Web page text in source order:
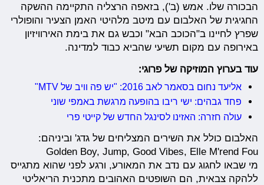
הבכורה שלו. אמש (ב'), בזאפה הרצליה התקיימה ההשקה
החגיגית של האלבום עם מיטב מלהיטי האמן הצעיר והופולרי
שפרץ לחיינו ב"הכוכב הבא" וכבש גם את בימת האירוויזיון
באירופה עם מקום תשיעי שהביא כבוד למדינה.
עוד בערוץ המוזיקה של פרוגי:
אליעד נחום בסאמר לאב 2016: "יש פה וויב של MTV"
פחד גבהים: ישי ריבו בהופעה מרגשת באמפי שוני
עולה חזרה: האזינו לסינגל החדש של קייטי פרי
האלבום כולל את השירים המצליחים של גדג' וביניהם:
Golden Boy, Jump, Good Vibes, Elle M'rend Fou
מי שבאו לחגוג עם נדב את המאורע, ורגע לפני שהוא מתגייס
ללהקה צבאית, הם השופטים האהובים מתכנית הריאליטי